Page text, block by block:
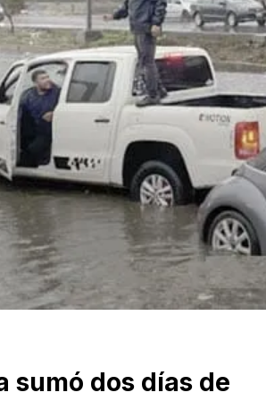
sumó dos días de